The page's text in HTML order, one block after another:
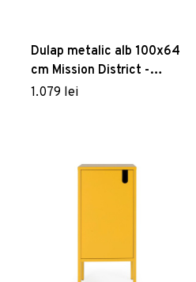
Dulap metalic alb 100x64
cm Mission District -
Støraa
1.079 lei